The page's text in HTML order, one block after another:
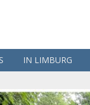
IN LIMBURG